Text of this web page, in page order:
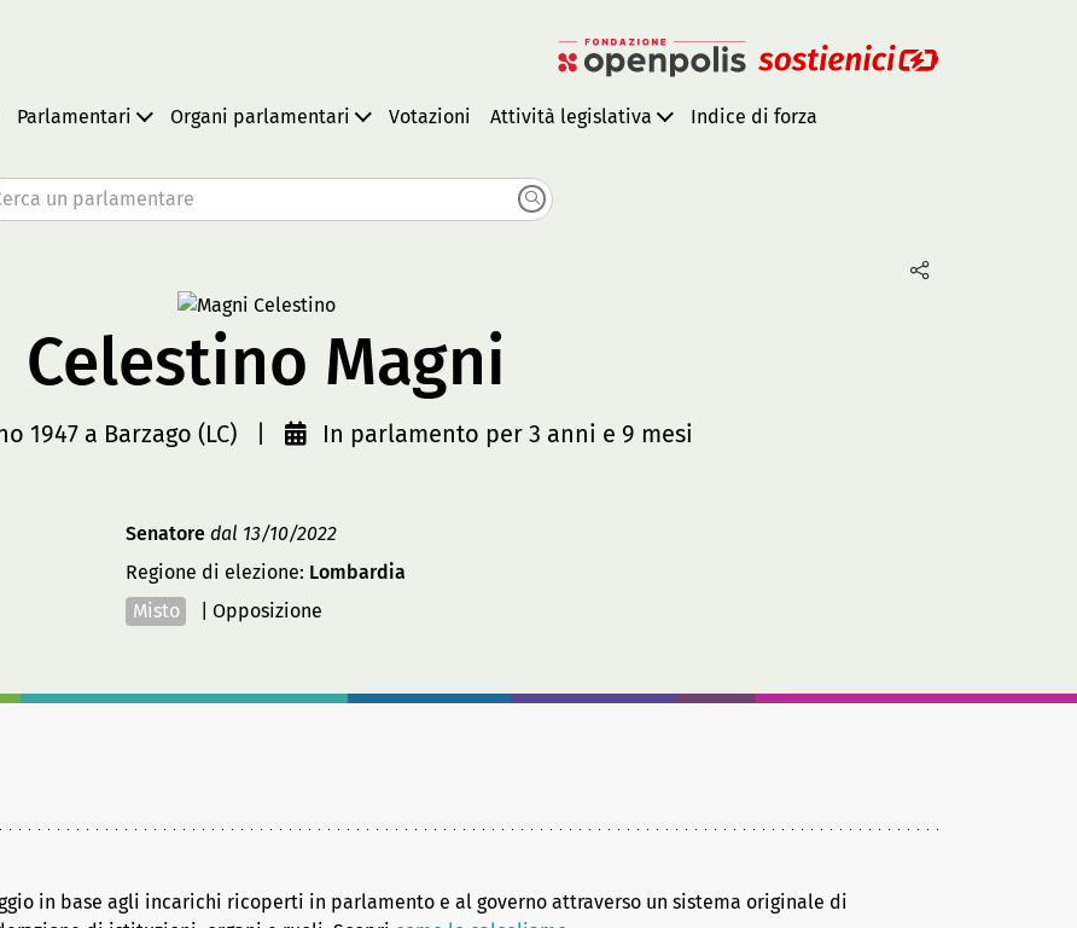
Parlamentari Organi parlamentari Votazioni Attività legislativa Indice di forza
un parlamentare
Celestino Magni
1947 a Barzago (LC) In parlamento per 3 anni e 9 mesi
Senatore dal 13/10/2022
Regione di elezione: Lombardia
Misto
|Opposizione
in base agli incarichi ricoperti in parlamento e al governo attraverso un sistema originale di